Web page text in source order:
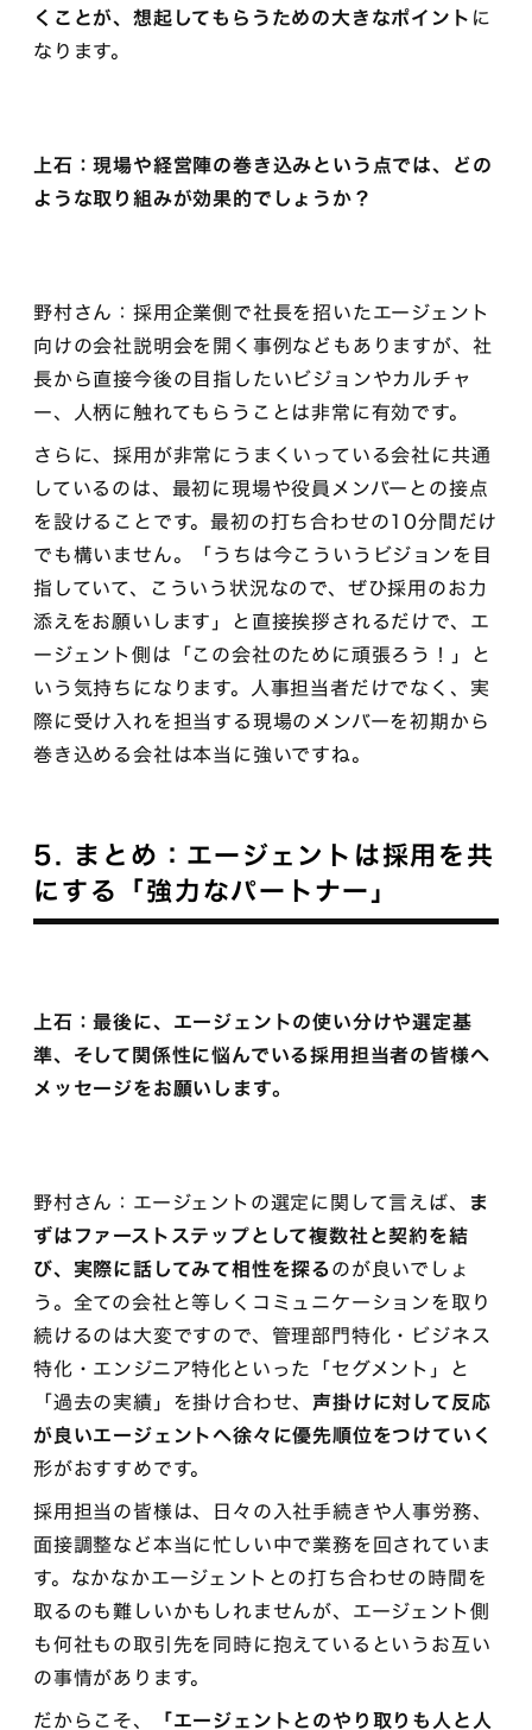
くことが、想起してもらうための大きなポイント に
なります。
上石：現場や経営陣の巻き込みという点では、どの
ような取り組みが効果的でしょうか？
野村さん：採用企業側で社長を招いたエージェント
向けの会社説明会を開く事例などもありますが、社
長から直接今後の目指したいビジョンやカルチャ
ー、人柄に触れてもらうことは非常に有効です。
さらに、採用が非常にうまくいっている会社に共通
しているのは、最初に現場や役員メンバーとの接点
を設けることです。最初の打ち合わせの10分間だけ
でも構いません。「うちは今こういうビジョンを目
指していて、こういう状況なので、ぜひ採用のお力
添えをお願いします」と直接挨拶されるだけで、エ
ージェント側は「この会社のために頑張ろう！」と
いう気持ちになります。人事担当者だけでなく、実
際に受け入れを担当する現場のメンバーを初期から
巻き込める会社は本当に強いですね。
5. まとめ：エージェントは採用を共
にする「強力なパートナー」
上石：最後に、エージェントの使い分けや選定基
準、そして関係性に悩んでいる採用担当者の皆様へ
メッセージをお願いします。
野村さん：エージェントの選定に関して言えば、 ま
ずはファーストステップとして複数社と契約を結
び、実際に話してみて相性を探るのが良いでしょ
う。全ての会社と等しくコミュニケーションを取り
続けるのは大変ですので、管理部門特化・ビジネス
特化・エンジニア特化といった「セグメント」と
「過去の実績」を掛け合わせ、声掛けに対して反応
が良いエージェントへ徐々に優先順位をつけていく
形がおすすめです。
採用担当の皆様は、日々の入社手続きや人事労務、
面接調整など本当に忙しい中で業務を回されていま
す。なかなかエージェントとの打ち合わせの時間を
取るのも難しいかもしれませんが、エージェント側
も何社もの取引先を同時に抱えているというお互い
の事情があります。
だからこそ、
「エージェントとのやり取りも人と人